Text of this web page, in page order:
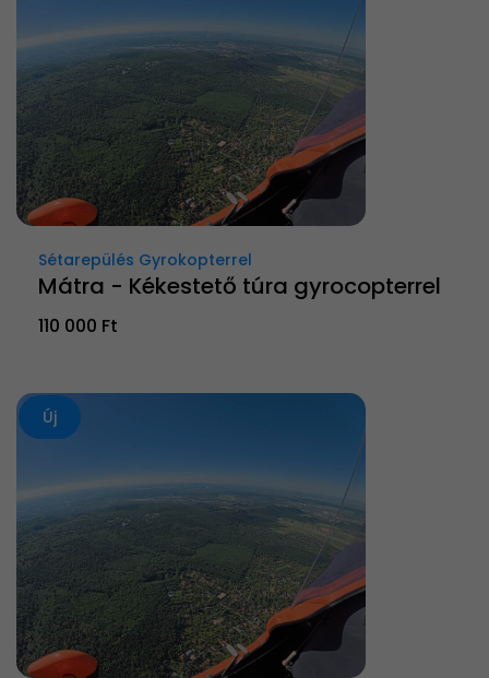
Sétarepülés Gyrokopterrel
Mátra - Kékestető túra gyrocopterrel
110 000 Ft
Új